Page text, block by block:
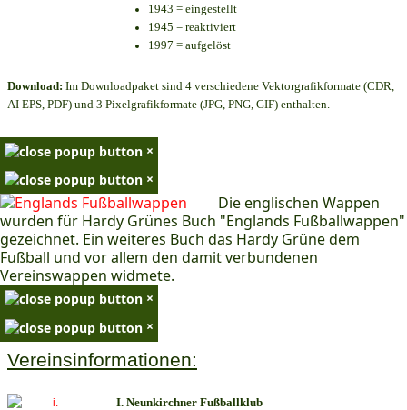
1943 = eingestellt
1945 = reaktiviert
1997 = aufgelöst
Download: Im Downloadpaket sind 4 verschiedene Vektorgrafikformate (CDR,
AI EPS, PDF) und 3 Pixelgrafikformate (JPG, PNG, GIF) enthalten.
×
×
Die englischen Wappen
wurden für Hardy Grünes Buch "Englands Fußballwappen"
gezeichnet. Ein weiteres Buch das Hardy Grüne dem
Fußball und vor allem den damit verbundenen
Vereinswappen widmete.
×
×
Vereinsinformationen:
I. Neunkirchner Fußballklub